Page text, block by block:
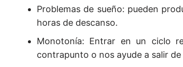
Problemas de sueño: pueden
horas de descanso.
Monotonía: Entrar en un ciclo
contrapunto o nos ayude a salir